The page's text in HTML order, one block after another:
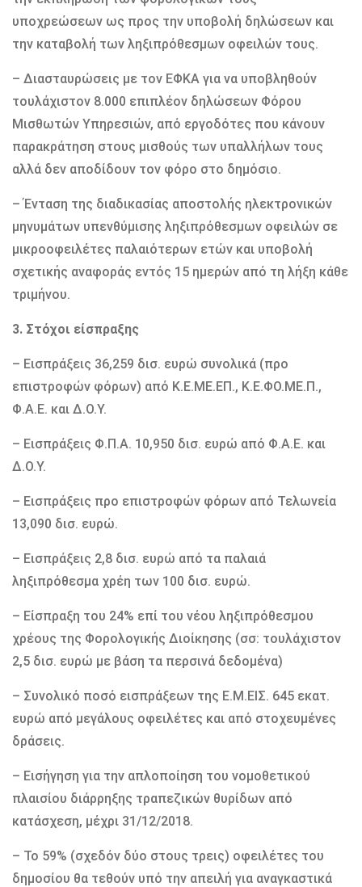
υποχρεώσεων ως προς την υποβολή δηλώσεων και
την καταβολή των ληξιπρόθεσμων οφειλών τους.
– Διασταυρώσεις με τον ΕΦΚΑ για να υποβληθούν
τουλάχιστον 8.000 επιπλέον δηλώσεων Φόρου
Μισθωτών Υπηρεσιών, από εργοδότες που κάνουν
παρακράτηση στους μισθούς των υπαλλήλων τους
αλλά δεν αποδίδουν τον φόρο στο δημόσιο.
– Ένταση της διαδικασίας αποστολής ηλεκτρονικών
μηνυμάτων υπενθύμισης ληξιπρόθεσμων οφειλών σε
μικροοφειλέτες παλαιότερων ετών και υποβολή
σχετικής αναφοράς εντός 15 ημερών από τη λήξη κάθε
τριμήνου.
3. Στόχοι είσπραξης
– Εισπράξεις 36,259 δισ. ευρώ συνολικά (προ
επιστροφών φόρων) από Κ.Ε.ΜΕ.ΕΠ., Κ.Ε.ΦΟ.ΜΕ.Π.,
Φ.Α.Ε. και Δ.Ο.Υ.
– Εισπράξεις Φ.Π.Α. 10,950 δισ. ευρώ από Φ.Α.Ε. και
Δ.Ο.Υ.
– Εισπράξεις προ επιστροφών φόρων από Τελωνεία
13,090 δισ. ευρώ.
– Εισπράξεις 2,8 δισ. ευρώ από τα παλαιά
ληξιπρόθεσμα χρέη των 100 δισ. ευρώ.
– Είσπραξη του 24% επί του νέου ληξιπρόθεσμου
χρέους της Φορολογικής Διοίκησης (σσ: τουλάχιστον
2,5 δισ. ευρώ με βάση τα περσινά δεδομένα)
– Συνολικό ποσό εισπράξεων της Ε.Μ.ΕΙΣ. 645 εκατ.
ευρώ από μεγάλους οφειλέτες και από στοχευμένες
δράσεις.
– Εισήγηση για την απλοποίηση του νομοθετικού
πλαισίου διάρρηξης τραπεζικών θυρίδων από
κατάσχεση, μέχρι 31/12/2018.
– Το 59% (σχεδόν δύο στους τρεις) οφειλέτες του
δημοσίου θα τεθούν υπό την απειλή για αναγκαστικά